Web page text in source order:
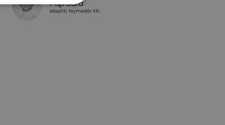
Pap Sára
alapító, Tejmadár Kft.